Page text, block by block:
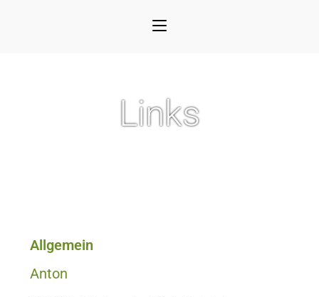
Links
Allgemein
Anton